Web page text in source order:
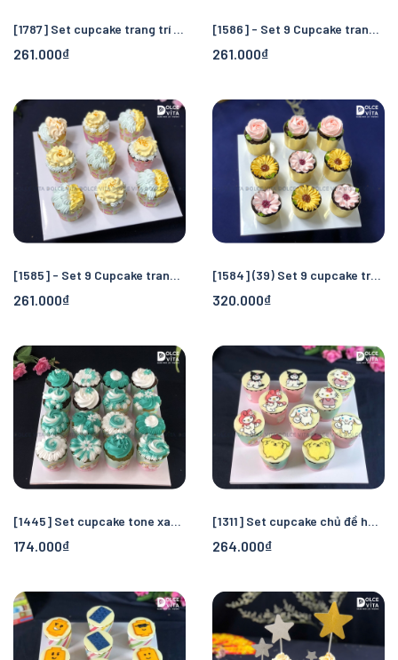
[1787] Set cupcake trang trí trái cây đẹp mắt cho mọi bữa tiệc trà, hội nghị...
261.000₫
[1586] - Set 9 Cupcake trang trí bông kem tông vàng - xanh mint
261.000₫
[1585] - Set 9 Cupcake trang trí bông kem tông vàng - xanh mint
261.000₫
[1584] (39) Set 9 cupcake trang trí hoa hồng - hoa hướng dương
320.000₫
[1445] Set cupcake tone xanh ngọc
174.000₫
[1311] Set cupcake chủ đề hoạt hình Sanrio
264.000₫